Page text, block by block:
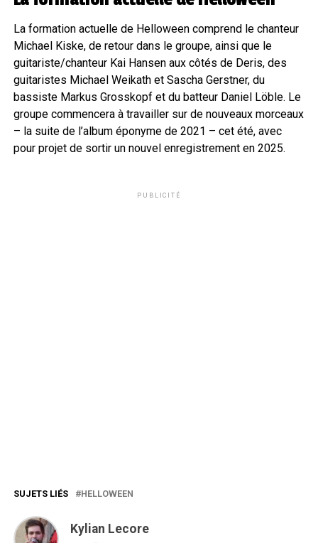
La formation actuelle de Helloween comprend le chanteur
Michael Kiske, de retour dans le groupe, ainsi que le
guitariste/chanteur Kai Hansen aux côtés de Deris, des
guitaristes Michael Weikath et Sascha Gerstner, du
bassiste Markus Grosskopf et du batteur Daniel Löble. Le
groupe commencera à travailler sur de nouveaux morceaux
– la suite de l’album éponyme de 2021 – cet été, avec
pour projet de sortir un nouvel enregistrement en 2025.
PUBLICITÉ
SUJETS LIÉS HELLOWEEN
Kylian Lecore